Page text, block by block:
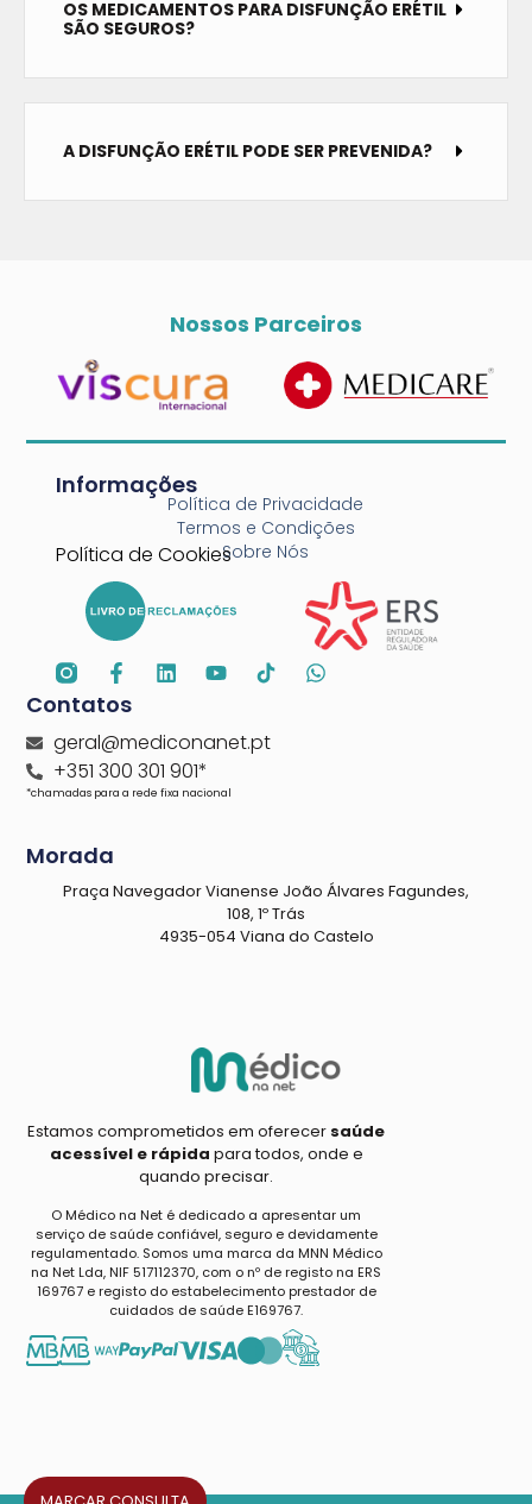
OS MEDICAMENTOS PARA DISFUNÇÃO ERÉTIL
SÃO SEGUROS?
A DISFUNÇÃO ERÉTIL PODE SER PREVENIDA?
Nossos Parceiros
Estamos comprometidos em oferecer saúde
acessível e rápida para todos, onde e
quando precisar.
O Médico na Net é dedicado a apresentar um
serviço de saúde confiável, seguro e devidamente
regulamentado. Somos uma marca da MNN Médico
na Net Lda, NIF 517112370, com o nº de registo na ERS
169767 e registo do estabelecimento prestador de
cuidados de saúde E169767.
Informações
Política de Privacidade
Termos e Condições
Sobre Nós
Política de Cookies
Contatos
geral@mediconanet.pt
+351 300 301 901*
*chamadas para a rede fixa nacional
Morada
Praça Navegador Vianense João Álvares Fagundes,
108, 1º Trás
4935-054 Viana do Castelo